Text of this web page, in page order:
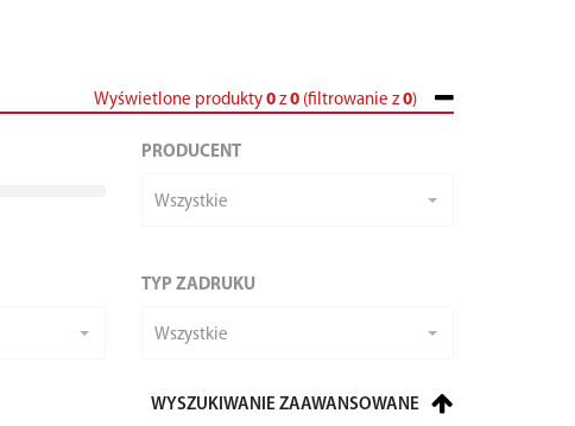
Wyświetlone produkty 0 z0 (filtrowanie z0)
PRODUCENT
Wszystkie
TYP ZADRUKU
Wszystkie
WYSZUKIWANIE ZAAWANSOWANE